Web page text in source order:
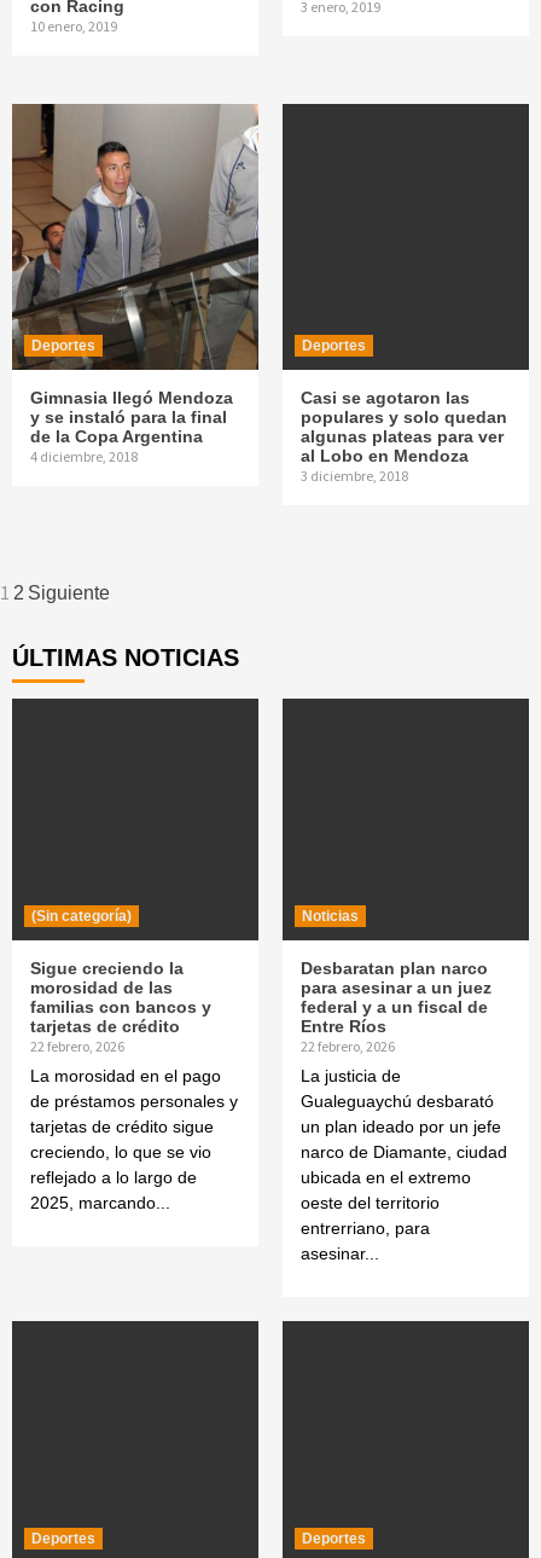
con Racing
10 enero, 2019
3 enero, 2019
Deportes
Gimnasia llegó Mendoza
y se instaló para la final
de la Copa Argentina
4 diciembre, 2018
Deportes
Casi se agotaron las
populares y solo quedan
algunas plateas para ver
al Lobo en Mendoza
3 diciembre, 2018
Navegación
de
entradas
1 2 Siguiente
ÚLTIMAS NOTICIAS
(Sin categoría)
Sigue creciendo la
morosidad de las
familias con bancos y
tarjetas de crédito
22 febrero, 2026
La morosidad en el pago
de préstamos personales y
tarjetas de crédito sigue
creciendo, lo que se vio
reflejado a lo largo de
2025, marcando...
Noticias
Desbaratan plan narco
para asesinar a un juez
federal y a un fiscal de
Entre Ríos
22 febrero, 2026
La justicia de
Gualeguaychú desbarató
un plan ideado por un jefe
narco de Diamante, ciudad
ubicada en el extremo
oeste del territorio
entrerriano, para
asesinar...
Deportes Deportes